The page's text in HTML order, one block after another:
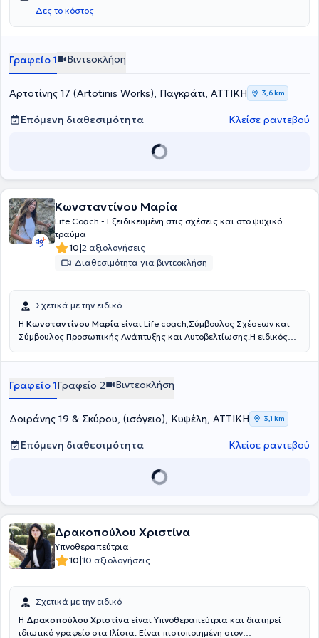
Knight, OBE στο Λονδίνο.
Δες το κόστος
Γραφείο 1 Βιντεοκλήση
Αρτοτίνης 17 (Artotinis Works), Παγκράτι, ΑΤΤΙΚΗ 3,6 km
Επόμενη διαθεσιμότητα Κλείσε ραντεβού
Κωνσταντίνου Μαρία
Life Coach - Eξειδικευμένη στις σχέσεις και στο ψυχικό
τραύμα
10|2 αξιολογήσεις
Διαθεσιμότητα για βιντεοκλήση
Σχετικά με την ειδικό
Η Κωνσταντίνου Μαρία είναι Life coach,Σύμβουλος Σχέσεων και
Σύμβουλος Προσωπικής Ανάπτυξης και Αυτοβελτίωσης.Η ειδικός
Πανεπιστήμιο Αθηνών (ΕΚΠΑ) καθώς και πιστοποιημένη ειδικός στο
Uninersity UK.
Γραφείο 1Γραφείο 2 Βιντεοκλήση
Δοιράνης 19 & Σκύρου, (ισόγειο), Κυψέλη, ΑΤΤΙΚΗ 3,1 km
Επόμενη διαθεσιμότητα Κλείσε ραντεβού
Δρακοπούλου Χριστίνα
Υπνοθεραπεύτρια
10|10 αξιολογήσεις
Σχετικά με την ειδικό
Η Δρακοπούλου Χριστίνα είναι Υπνοθεραπεύτρια και διατηρεί
ιδιωτικό γραφείο στα Ιλίσια. Είναι πιστοποιημένη στον